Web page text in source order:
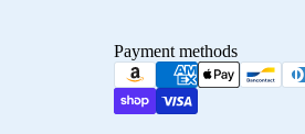
Payment methods